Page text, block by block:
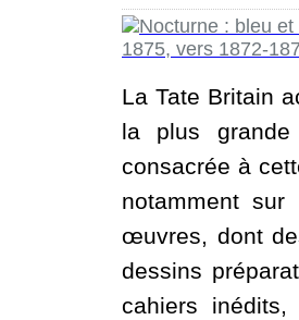
La Tate Britain
la plus grande
consacrée à
notamment
œuvres, dont
dessins
cahiers